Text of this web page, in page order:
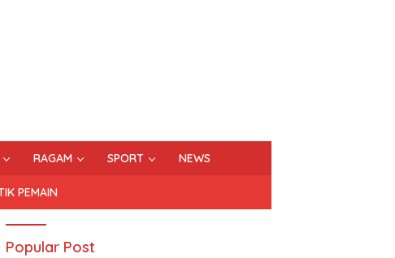
RAGAM SPORT NEWS
PEMAIN
Popular Post